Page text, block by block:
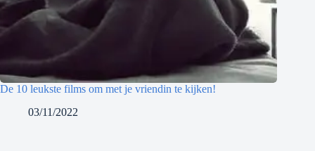
De 10 leukste films om met je vriendin te kijken!
03/11/2022